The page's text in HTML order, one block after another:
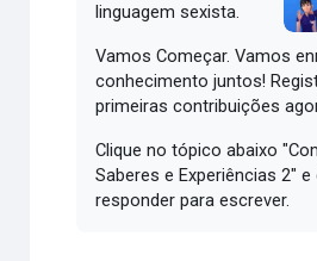
linguagem sexista.
Vamos Começar. Vamos
conhecimento juntos!
primeiras contribuições
Clique no tópico abaixo
Saberes e Experiências 2"
responder para escrever.